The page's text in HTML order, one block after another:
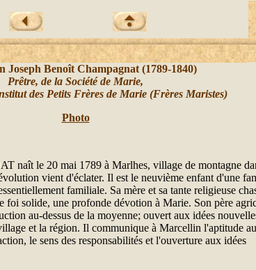
Joseph Benoît Champagnat (1789-1840)
Prêtre, de la Société de Marie,
des Petits Frères de Marie (Frères Maristes)
Photo
le 20 mai 1789 à Marlhes, village de montagne
vient d'éclater. Il est le neuvième enfant d'une
familiale. Sa mère et sa tante religieuse
foi solide, une profonde dévotion à Marie. Son père
au-dessus de la moyenne; ouvert aux idées
et la région. Il communique à Marcellin l'aptitude
le sens des responsabilités et l'ouverture aux idées